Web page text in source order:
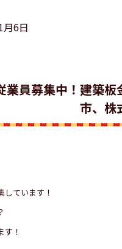
月6日
業員募集中！建築
市、株
ています！
す！